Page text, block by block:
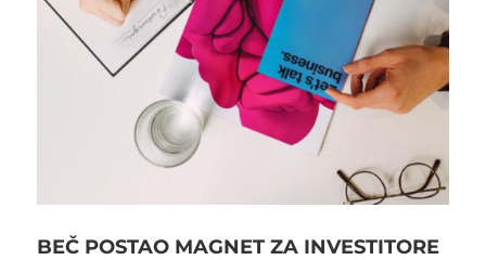
BEČ POSTAO MAGNET ZA INVESTITORE